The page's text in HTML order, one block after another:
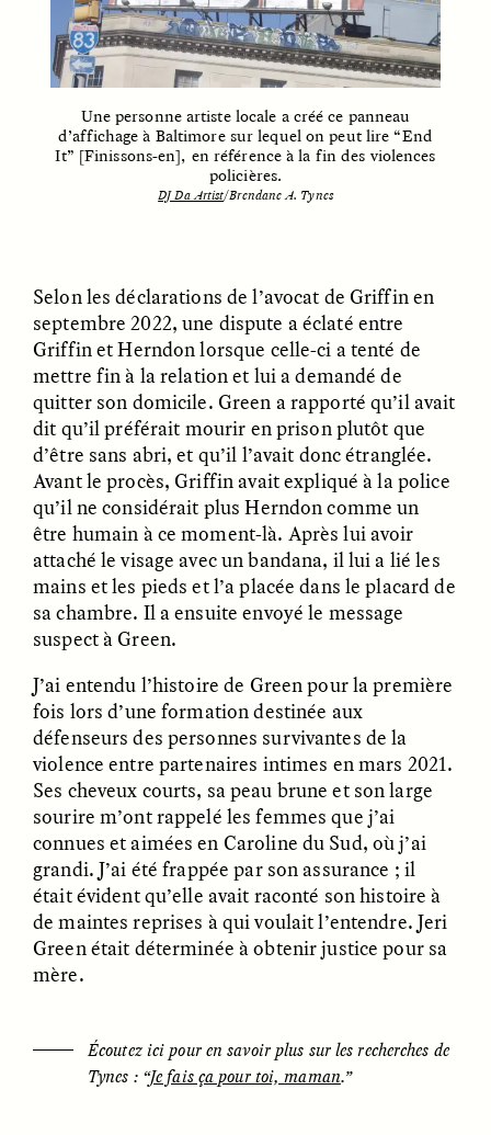
Dreamscapes of
Refusal: A Chorus
UZMA FALAK
The Cost of Cutting
Anthropology Out of
U.S. National Parks
ELLYN DEMUYNCK
Ukrainian Volunteers
Weave Camouflage and
Care
MARYNA NADING
When Women Say “Ta-
Ta” to Ta-Tas
ARIANNA HUHN
In Human Origins
Research, Communities
Are the Missing Link
JESSICA THOMPSON
VIDEO / STRANGER LANDS
Five Questions for
Anand Pandian
ESSAY /
Une personne artiste locale a créé ce panneau
d’affichage à Baltimore sur lequel on peut lire “End
It” [Finissons-en], en référence à la fin des violences
policières.
DJ Da Artist/Brendane A. Tynes
Selon les déclarations de l’avocat de Griffin en
septembre 2022, une dispute a éclaté entre
Griffin et Herndon lorsque celle-ci a tenté de
mettre fin à la relation et lui a demandé de
quitter son domicile. Green a rapporté qu’il avait
dit qu’il préférait mourir en prison plutôt que
d’être sans abri, et qu’il l’avait donc étranglée.
Avant le procès, Griffin avait expliqué à la police
qu’il ne considérait plus Herndon comme un
être humain à ce moment-là. Après lui avoir
attaché le visage avec un bandana, il lui a lié les
mains et les pieds et l’a placée dans le placard de
sa chambre. Il a ensuite envoyé le message
suspect à Green.
J’ai entendu l’histoire de Green pour la première
fois lors d’une formation destinée aux
défenseurs des personnes survivantes de la
violence entre partenaires intimes en mars 2021.
Ses cheveux courts, sa peau brune et son large
sourire m’ont rappelé les femmes que j’ai
connues et aimées en Caroline du Sud, où j’ai
grandi. J’ai été frappée par son assurance ; il
était évident qu’elle avait raconté son histoire à
de maintes reprises à qui voulait l’entendre. Jeri
Green était déterminée à obtenir justice pour sa
mère.
Écoutez ici pour en savoir plus sur les recherches de
Tynes : “Je fais ça pour toi, maman.”